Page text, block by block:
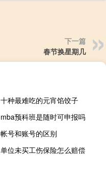
下一篇
春节换星期几
十种最难吃的元宵馅饺子
mba预科班是随时可申报吗
帐号和账号的区别
单位未买工伤保险怎么赔偿